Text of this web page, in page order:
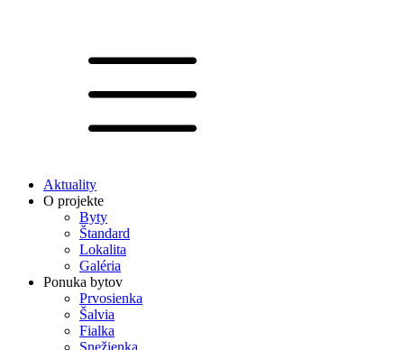
Aktuality
O projekte
Byty
Štandard
Lokalita
Galéria
Ponuka bytov
Prvosienka
Šalvia
Fialka
Snežienka